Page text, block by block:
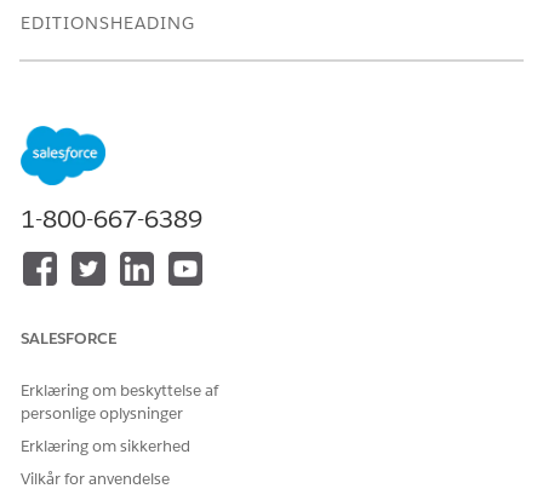
EDITIONSHEADING
Tilgængelig i:
Sciences Cloud, Life Sciences Cloud for Customer
Engagement-tilføjelsesprogramlicens og den
administrerede pakke Life Sciences Customer Engagement.
Aktiver fanen Udgift på besøgsregistreringer, så brugere
kan spore og opdatere deres besøgsudgifter uden at
Opret udgiftstyper for at hjælpe dine brugere med at
klassificere deres besøgsudgifter.
Tilladelser til at administrere udgifter i Mobile-appen
Sørg for, at dine administratorer og brugere med Field
1-800-667-6389
SALESFORCE
Erklæring om beskyttelse af
personlige oplysninger
Erklæring om sikkerhed
Vilkår for anvendelse